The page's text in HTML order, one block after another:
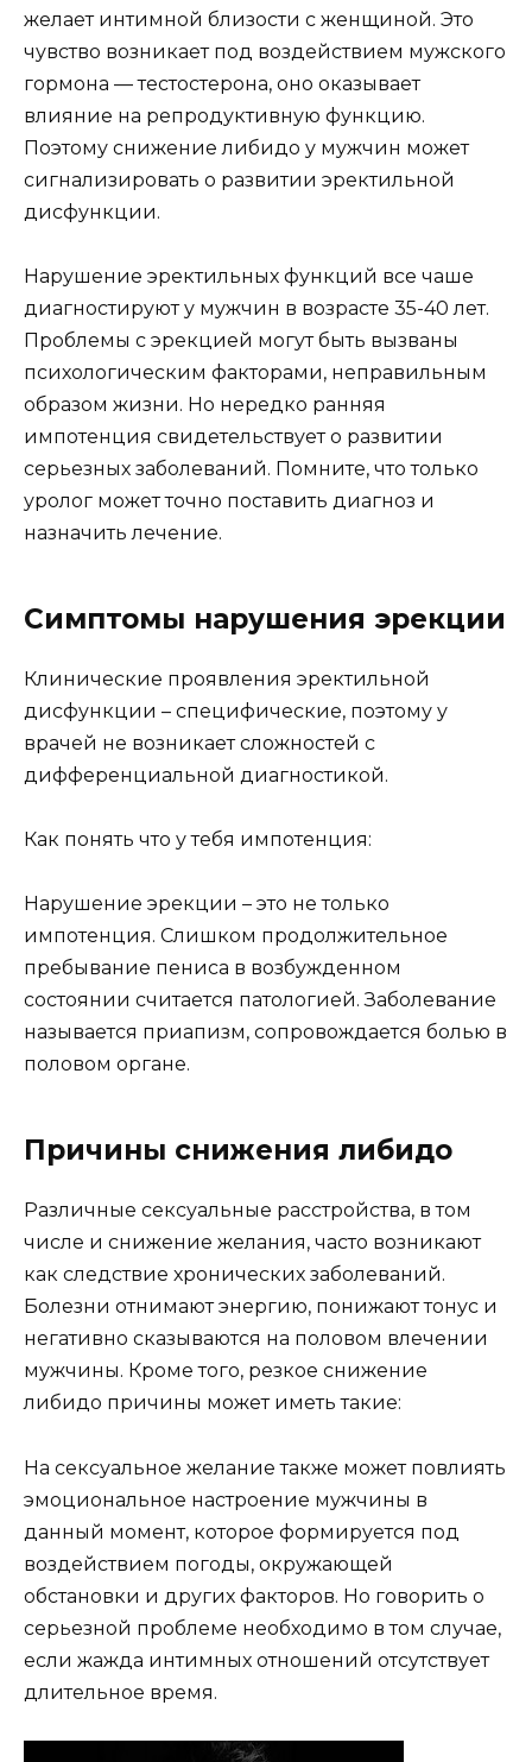
желает интимной близости с женщиной. Это
чувство возникает под воздействием мужского
гормона — тестостерона, оно оказывает
влияние на репродуктивную функцию.
Поэтому снижение либидо у мужчин может
сигнализировать о развитии эректильной
дисфункции.
Нарушение эректильных функций все чаше
диагностируют у мужчин в возрасте 35-40 лет.
Проблемы с эрекцией могут быть вызваны
психологическим факторами, неправильным
образом жизни. Но нередко ранняя
импотенция свидетельствует о развитии
серьезных заболеваний. Помните, что только
уролог может точно поставить диагноз и
назначить лечение.
Симптомы нарушения эрекции
Клинические проявления эректильной
дисфункции – специфические, поэтому у
врачей не возникает сложностей с
дифференциальной диагностикой.
Как понять что у тебя импотенция:
Нарушение эрекции – это не только
импотенция. Слишком продолжительное
пребывание пениса в возбужденном
состоянии считается патологией. Заболевание
называется приапизм, сопровождается болью в
половом органе.
Причины снижения либидо
Различные сексуальные расстройства, в том
числе и снижение желания, часто возникают
как следствие хронических заболеваний.
Болезни отнимают энергию, понижают тонус и
негативно сказываются на половом влечении
мужчины. Кроме того, резкое снижение
либидо причины может иметь такие:
На сексуальное желание также может повлиять
эмоциональное настроение мужчины в
данный момент, которое формируется под
воздействием погоды, окружающей
обстановки и других факторов. Но говорить о
серьезной проблеме необходимо в том случае,
если жажда интимных отношений отсутствует
длительное время.